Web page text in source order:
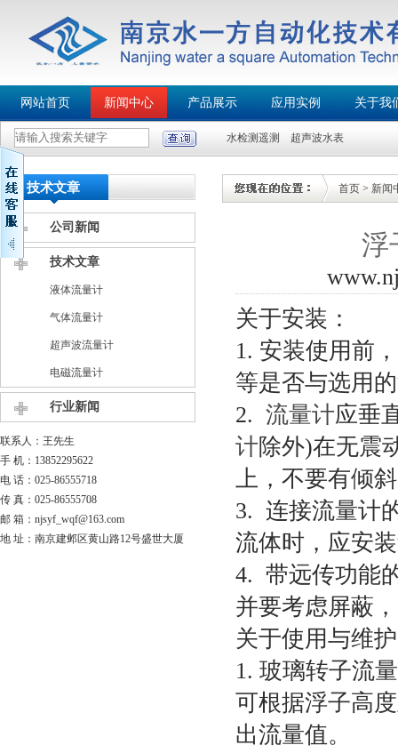
网站首页 新闻中心 产品展示 应用实例 关于我
水检测遥测 超声波水表
技术文章
公司新闻
技术文章
液体流量计
气体流量计
超声波流量计
电磁流量计
行业新闻
联系人：王先生
手 机：13852295622
电 话：025-86555718
传 真：025-86555708
邮 箱：njsyf_wqf@163.com
地 址：南京建邺区黄山路12号盛世大厦
首页 > 新闻
浮
关于安装：
1. 安装使用前
等是否与选用
2. 流量计应垂
计除外)在无震
上，不要有倾
3. 连接流量计
流体时，应安
4. 带远传功能
并要考虑屏蔽
关于使用与维
1. 玻璃转子流
可根据浮子高
出流量值。